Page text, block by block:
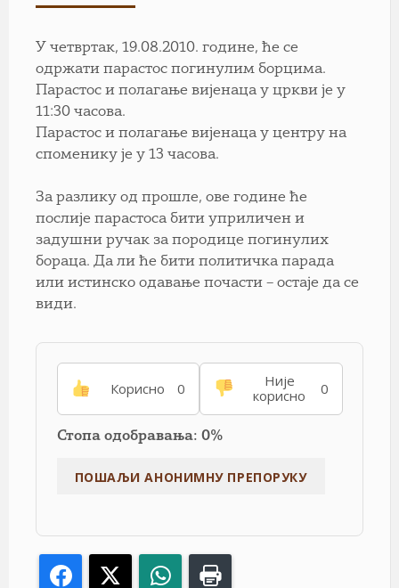
У четвртак, 19.08.2010. године, ће се
одржати парастос погинулим борцима.
Парастос и полагање вијенаца у цркви је у
11:30 часова.
Парастос и полагање вијенаца у центру на
споменику је у 13 часова.
За разлику од прошле, ове године ће
послије парастоса бити уприличен и
задушни ручак за породице погинулих
бораца. Да ли ће бити политичка парада
или истинско одавање почасти – остаје да се
види.
Корисно 0
Није
корисно
0
Стопа одобравања: 0%
Facebook WhatsApp